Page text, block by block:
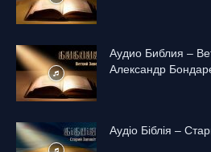
Аудио Библия –
Александр
Аудіо Біблія –